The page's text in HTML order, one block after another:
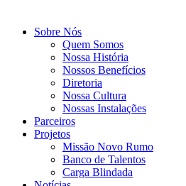
Sobre Nós
Quem Somos
Nossa História
Nossos Benefícios
Diretoria
Nossa Cultura
Nossas Instalações
Parceiros
Projetos
Missão Novo Rumo
Banco de Talentos
Carga Blindada